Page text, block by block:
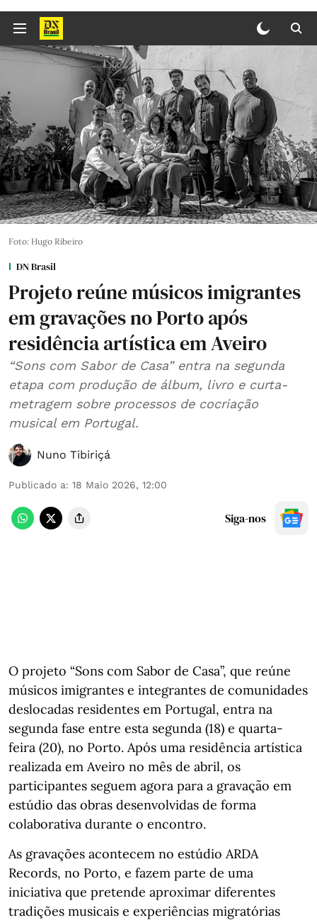
Foto: Hugo Ribeiro
DN Brasil
Projeto reúne músicos imigrantes
em gravações no Porto após
residência artística em Aveiro
“Sons com Sabor de Casa” entra na segunda
etapa com produção de álbum, livro e curta-
metragem sobre processos de cocriação
musical em Portugal.
Nuno Tibiriçá
Publicado a: 18 Maio 2026, 12:00
Siga-nos
O projeto “Sons com Sabor de Casa”, que reúne
músicos imigrantes e integrantes de comunidades
deslocadas residentes em Portugal, entra na
segunda fase entre esta segunda (18) e quarta-
feira (20), no Porto. Após uma residência artística
realizada em Aveiro no mês de abril, os
participantes seguem agora para a gravação em
estúdio das obras desenvolvidas de forma
colaborativa durante o encontro.
As gravações acontecem no estúdio ARDA
Records, no Porto, e fazem parte de uma
iniciativa que pretende aproximar diferentes
tradições musicais e experiências migratórias